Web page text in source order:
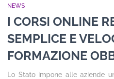
NEWS
I CORSI ONLINE
SEMPLICE E
FORMAZIONE
Lo Stato impone alle aziende